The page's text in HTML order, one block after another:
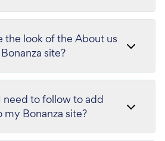
the look of the About us
site?
need to follow to add
Bonanza site?